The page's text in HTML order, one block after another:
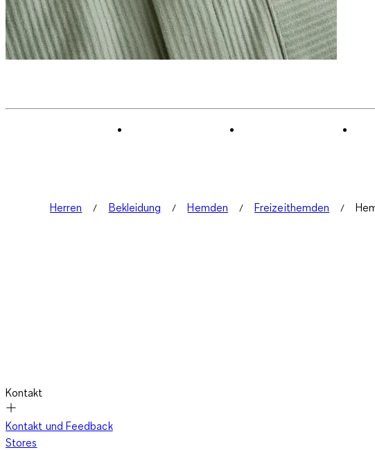
Herren Bekleidung Hemden Freizeithemden
Kontakt
Kontakt und Feedback
Stores